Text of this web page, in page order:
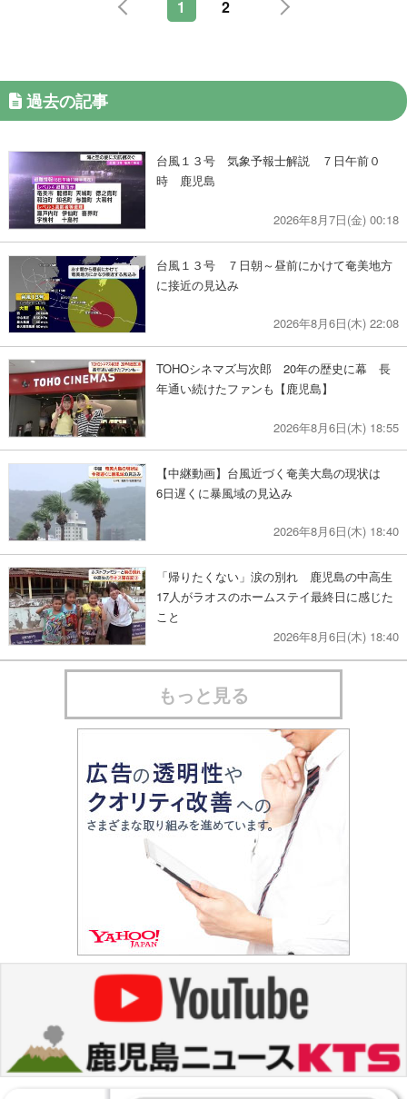
1 2
過去の記事
台風１３号 気象予報士解説 ７日午前０
時 鹿児島
2026年8月7日(金) 00:18
台風１３号 ７日朝～昼前にかけて奄美地方
に接近の見込み
2026年8月6日(木) 22:08
TOHOシネマズ与次郎 20年の歴史に幕 長
年通い続けたファンも【鹿児島】
2026年8月6日(木) 18:55
【中継動画】台風近づく奄美大島の現状は
6日遅くに暴風域の見込み
2026年8月6日(木) 18:40
「帰りたくない」涙の別れ 鹿児島の中高生
17人がラオスのホームステイ最終日に感じた
こと
2026年8月6日(木) 18:40
もっと見る